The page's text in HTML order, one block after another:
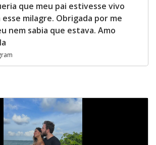
que meu pai estivesse vivo
milagre. Obrigada por me
nem sabia que estava. Amo